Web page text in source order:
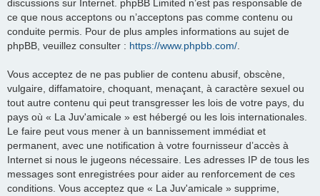
discussions sur Internet. phpBB Limited n’est pas responsable de
ce que nous acceptons ou n’acceptons pas comme contenu ou
conduite permis. Pour de plus amples informations au sujet de
phpBB, veuillez consulter : https://www.phpbb.com/.
Vous acceptez de ne pas publier de contenu abusif, obscène,
vulgaire, diffamatoire, choquant, menaçant, à caractère sexuel ou
tout autre contenu qui peut transgresser les lois de votre pays, du
pays où « La Juv'amicale » est hébergé ou les lois internationales.
Le faire peut vous mener à un bannissement immédiat et
permanent, avec une notification à votre fournisseur d’accès à
Internet si nous le jugeons nécessaire. Les adresses IP de tous les
messages sont enregistrées pour aider au renforcement de ces
conditions. Vous acceptez que « La Juv'amicale » supprime,